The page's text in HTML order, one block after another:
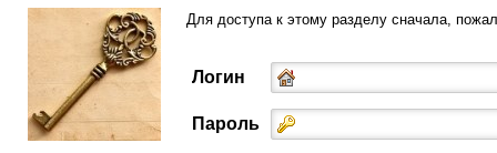
Для доступа к этому разделу сначала,
Логин
Пароль